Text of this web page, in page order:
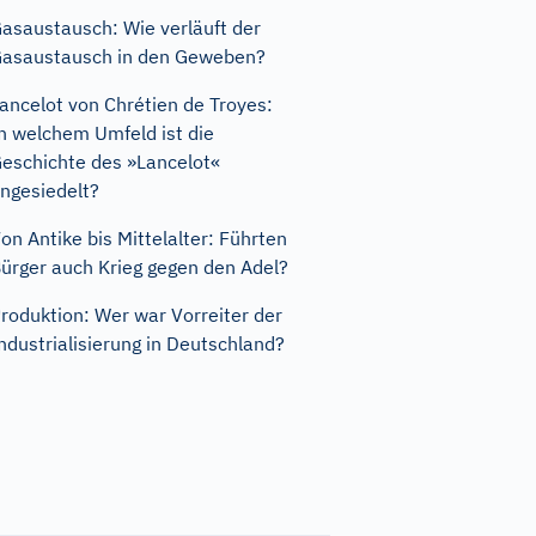
Wie verläuft der
in den Geweben?
von Chrétien de Troyes:
welchem Umfeld ist die
des »Lancelot«
Antike bis Mittelalter: Führten
auch Krieg gegen den Adel?
Wer war Vorreiter der
in Deutschland?